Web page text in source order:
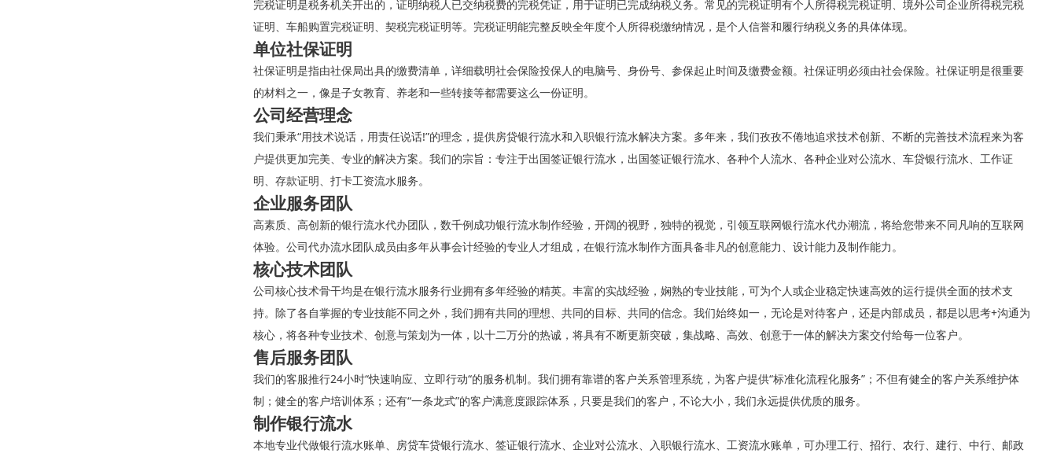
完税证明是税务机关开出的，证明纳税人已交纳税费的完税凭证，用于证明已完成纳税义务。常见的完税证明有个人所得税完税证明、境外公司企业所得税完税
证明、车船购置完税证明、契税完税证明等。完税证明能完整反映全年度个人所得税缴纳情况，是个人信誉和履行纳税义务的具体体现。
单位社保证明
社保证明是指由社保局出具的缴费清单，详细载明社会保险投保人的电脑号、身份号、参保起止时间及缴费金额。社保证明必须由社会保险。社保证明是很重要
的材料之一，像是子女教育、养老和一些转接等都需要这么一份证明。
公司经营理念
我们秉承“用技术说话，用责任说话!”的理念，提供房贷银行流水和入职银行流水解决方案。多年来，我们孜孜不倦地追求技术创新、不断的完善技术流程来为客
户提供更加完美、专业的解决方案。我们的宗旨：专注于出国签证银行流水，出国签证银行流水、各种个人流水、各种企业对公流水、车贷银行流水、工作证
明、存款证明、打卡工资流水服务。
企业服务团队
高素质、高创新的银行流水代办团队，数千例成功银行流水制作经验，开阔的视野，独特的视觉，引领互联网银行流水代办潮流，将给您带来不同凡响的互联网
体验。公司代办流水团队成员由多年从事会计经验的专业人才组成，在银行流水制作方面具备非凡的创意能力、设计能力及制作能力。
核心技术团队
公司核心技术骨干均是在银行流水服务行业拥有多年经验的精英。丰富的实战经验，娴熟的专业技能，可为个人或企业稳定快速高效的运行提供全面的技术支
持。除了各自掌握的专业技能不同之外，我们拥有共同的理想、共同的目标、共同的信念。我们始终如一，无论是对待客户，还是内部成员，都是以思考+沟通为
核心，将各种专业技术、创意与策划为一体，以十二万分的热诚，将具有不断更新突破，集战略、高效、创意于一体的解决方案交付给每一位客户。
售后服务团队
我们的客服推行24小时“快速响应、立即行动“的服务机制。我们拥有靠谱的客户关系管理系统，为客户提供“标准化流程化服务”；不但有健全的客户关系维护体
制；健全的客户培训体系；还有“一条龙式”的客户满意度跟踪体系，只要是我们的客户，不论大小，我们永远提供优质的服务。
制作银行流水
本地专业代做银行流水账单、房贷车贷银行流水、签证银行流水、企业对公流水、入职银行流水、工资流水账单，可办理工行、招行、农行、建行、中行、邮政